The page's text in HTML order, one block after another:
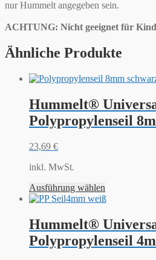
nur Hummelt angegeben sein.
ACHTUNG: Nicht geeignet für
Ähnliche Produkte
Hummelt®
Polypropylenseil
23,69 €
inkl. MwSt.
Ausführung wählen
Hummelt®
Polypropylenseil